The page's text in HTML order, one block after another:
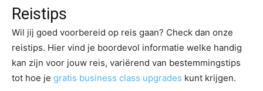
Reistips
Wil jij goed voorbereid op reis gaan? Check dan onze
reistips. Hier vind je boordevol informatie welke handig
kan zijn voor jouw reis, variërend van bestemmingstips
tot hoe je gratis business class upgrades kunt krijgen.